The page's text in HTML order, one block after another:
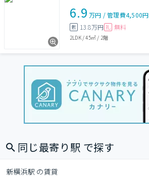
6.9 万円 /管理費4,500円
敷 13.8万円 礼 無料
2LDK/45㎡ / 2階
同じ最寄り駅 で探す
新横浜駅 の賃貸